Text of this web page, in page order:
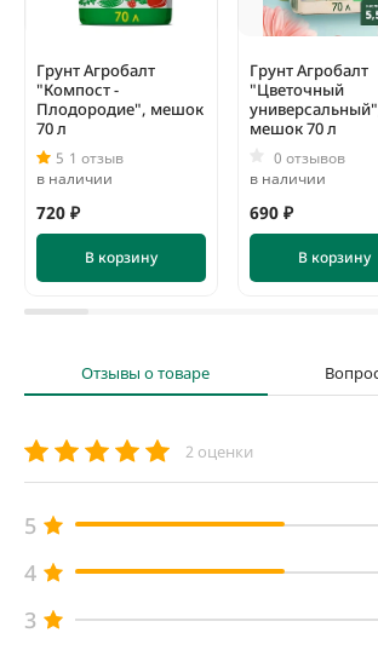
Грунт Агробалт
"Компост -
Плодородие", мешок
70 л
5 1 отзыв
в наличии
720 ₽
В корзину
Грунт Агробалт
"Цветочный
мешок 70 л
0 отзывов
в наличии
690 ₽
В корзину
Отзывы о товаре
2 оценки
5
4
3